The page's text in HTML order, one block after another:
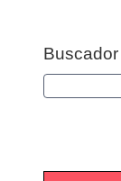
Buscador